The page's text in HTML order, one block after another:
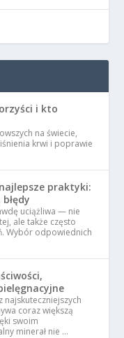
i kto
na świecie,
krwi i poprawie
praktyki:
uciążliwa — nie
ale także często
Wybór odpowiednich
najskuteczniejszych
coraz większą
swoim
minerał nie …